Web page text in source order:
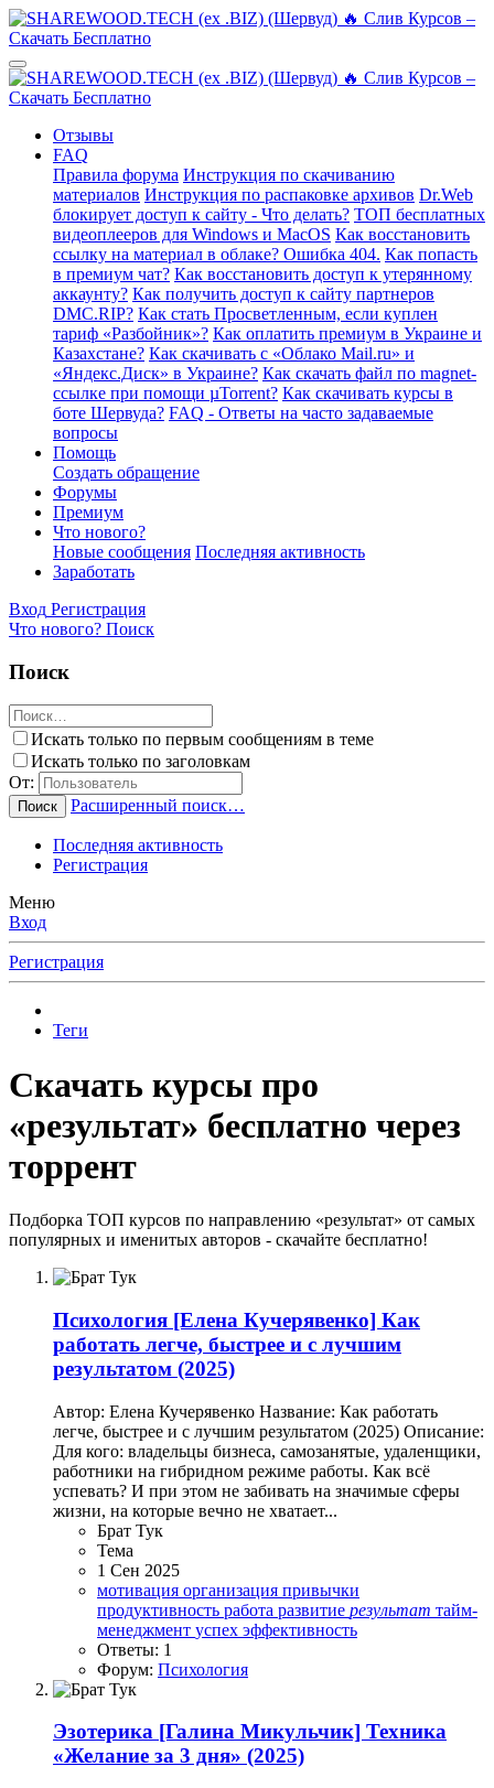
Отзывы
FAQ
Правила форума Инструкция по скачиванию
материалов Инструкция по распаковке архивов Dr.Web
блокирует доступ к сайту - Что делать? ТОП бесплатных
видеоплееров для Windows и MacOS Как восстановить
ссылку на материал в облаке? Ошибка 404. Как попасть
в премиум чат? Как восстановить доступ к утерянному
аккаунту? Как получить доступ к сайту партнеров
DMC.RIP? Как стать Просветленным, если куплен
тариф «Разбойник»? Как оплатить премиум в Украине и
Казахстане? Как скачивать с «Облако Mail.ru» и
«Яндекс.Диск» в Украине? Как скачать файл по magnet-
ссылке при помощи µTorrent? Как скачивать курсы в
боте Шервуда? FAQ - Ответы на часто задаваемые
вопросы
Помощь
Создать обращение
Форумы
Премиум
Что нового?
Новые сообщения Последняя активность
Заработать
Вход Регистрация
Что нового? Поиск
Поиск
Искать только по первым сообщениям в теме
Искать только по заголовкам
От:
Поиск Расширенный поиск…
Последняя активность
Регистрация
Меню
Вход
Регистрация
Теги
Скачать курсы про
«результат» бесплатно через
торрент
Подборка ТОП курсов по направлению «результат» от самых
популярных и именитых авторов - скачайте бесплатно!
Психология [Елена Кучерявенко] Как
работать легче, быстрее и с лучшим
результатом (2025)
Автор: Елена Кучерявенко Название: Как работать
легче, быстрее и с лучшим результатом (2025) Описание:
Для кого: владельцы бизнеса, самозанятые, удаленщики,
работники на гибридном режиме работы. Как всё
успевать? И при этом не забивать на значимые сферы
жизни, на которые вечно не хватает...
Брат Тук
Тема
1 Сен 2025
мотивация организация привычки
продуктивность работа развитие результат тайм-
менеджмент успех эффективность
Ответы: 1
Форум: Психология
Эзотерика [Галина Микульчик] Техника
«Желание за 3 дня» (2025)